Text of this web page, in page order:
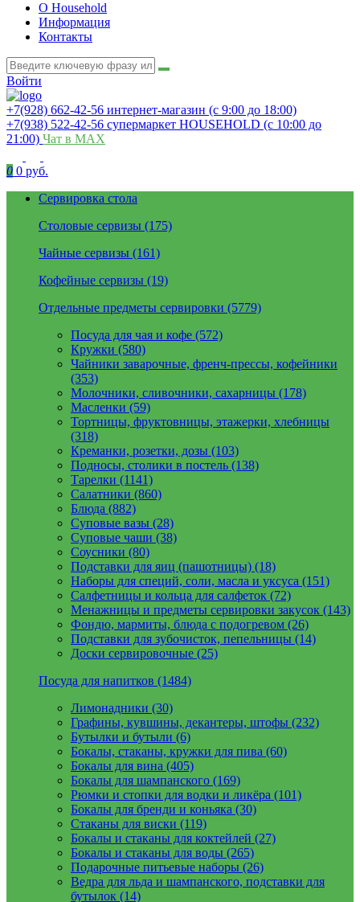
О Household
Информация
Контакты
Войти
+7(928) 662-42-56 интернет-магазин (с 9:00 до 18:00)
+7(938) 522-42-56 супермаркет HOUSEHOLD (с 10:00 до
21:00) Чат в MAX
0 0 руб.
Сервировка стола
Столовые сервизы (175)
Чайные сервизы (161)
Кофейные сервизы (19)
Отдельные предметы сервировки (5779)
Посуда для чая и кофе (572)
Кружки (580)
Чайники заварочные, френч-прессы, кофейники
(353)
Молочники, сливочники, сахарницы (178)
Масленки (59)
Тортницы, фруктовницы, этажерки, хлебницы
(318)
Креманки, розетки, дозы (103)
Подносы, столики в постель (138)
Тарелки (1141)
Салатники (860)
Блюда (882)
Суповые вазы (28)
Суповые чаши (38)
Соусники (80)
Подставки для яиц (пашотницы) (18)
Наборы для специй, соли, масла и уксуса (151)
Салфетницы и кольца для салфеток (72)
Менажницы и предметы сервировки закусок (143)
Фондю, мармиты, блюда с подогревом (26)
Подставки для зубочисток, пепельницы (14)
Доски сервировочные (25)
Посуда для напитков (1484)
Лимонадники (30)
Графины, кувшины, декантеры, штофы (232)
Бутылки и бутыли (6)
Бокалы, стаканы, кружки для пива (60)
Бокалы для вина (405)
Бокалы для шампанского (169)
Рюмки и стопки для водки и ликёра (101)
Бокалы для бренди и коньяка (30)
Стаканы для виски (119)
Бокалы и стаканы для коктейлей (27)
Бокалы и стаканы для воды (265)
Подарочные питьевые наборы (26)
Ведра для льда и шампанского, подставки для
бутылок (14)